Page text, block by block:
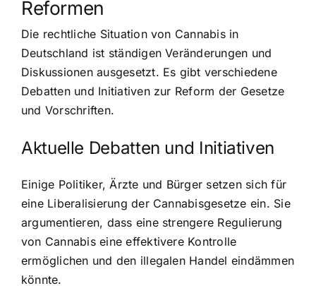
Reformen
Die rechtliche Situation von Cannabis in
Deutschland ist ständigen Veränderungen und
Diskussionen ausgesetzt. Es gibt verschiedene
Debatten und Initiativen zur Reform der Gesetze
und Vorschriften.
Aktuelle Debatten und Initiativen
Einige Politiker, Ärzte und Bürger setzen sich für
eine Liberalisierung der Cannabisgesetze ein. Sie
argumentieren, dass eine strengere Regulierung
von Cannabis eine effektivere Kontrolle
ermöglichen und den illegalen Handel eindämmen
könnte.